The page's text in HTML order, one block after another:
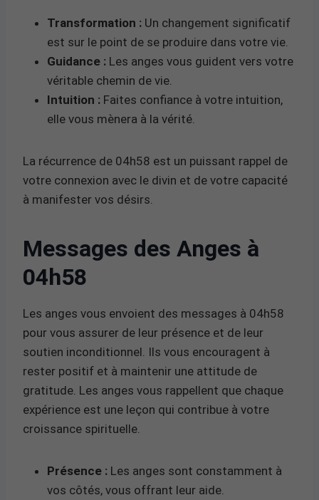
Transformation : Un changement significatif
est sur le point de se produire dans votre vie.
Guidance : Les anges vous guident vers votre
véritable chemin de vie.
Intuition : Faites confiance à votre intuition,
elle vous mènera à la vérité.
La récurrence de 04h58 est un puissant rappel de
votre connexion avec le divin et de votre capacité
à manifester vos désirs.
Messages des Anges à
04h58
Les anges vous envoient des messages à 04h58
pour vous assurer de leur présence et de leur
soutien inconditionnel. Ils vous encouragent à
rester positif et à maintenir une attitude de
gratitude. Les anges vous rappellent que chaque
expérience est une leçon qui contribue à votre
croissance spirituelle.
Présence : Les anges sont constamment à
vos côtés, vous offrant leur aide.